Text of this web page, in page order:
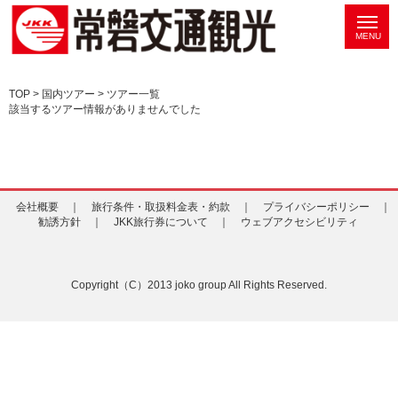
TOP > 国内ツアー > ツアー一覧
該当するツアー情報がありませんでした
会社概要 ｜ 旅行条件・取扱料金表・約款 ｜
プライバシーポリシー ｜
勧誘方針 ｜
JKK旅行券について ｜ ウェブアクセシビリティ
Copyright（C）2013 joko group All Rights Reserved.